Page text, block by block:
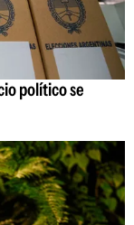
político se